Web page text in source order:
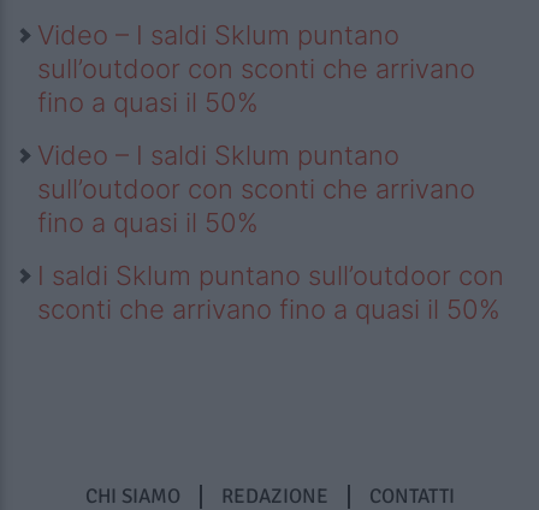
Video – I saldi Sklum puntano
sull’outdoor con sconti che arrivano
fino a quasi il 50%
Video – I saldi Sklum puntano
sull’outdoor con sconti che arrivano
fino a quasi il 50%
I saldi Sklum puntano sull’outdoor con
sconti che arrivano fino a quasi il 50%
CHI SIAMO REDAZIONE CONTATTI